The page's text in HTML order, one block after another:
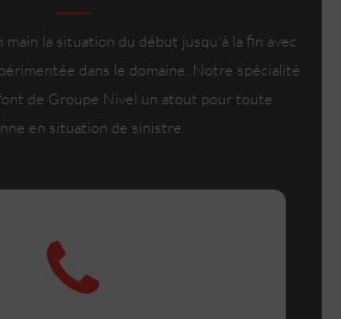
la situation du début jusqu'à la fin avec
dans le domaine. Notre spécialité
de Groupe Nivel un atout pour toute
en situation de sinistre.
s’accumuler au sous-sol? Appelez-